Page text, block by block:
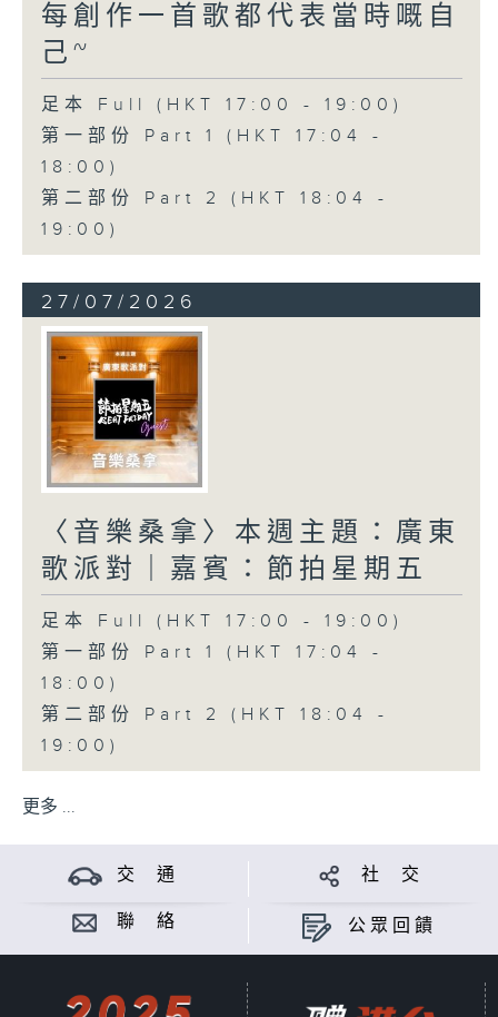
每創作一首歌都代表當時嘅自
己~
足本 Full (HKT 17:00 - 19:00)
第一部份 Part 1 (HKT 17:04 -
18:00)
第二部份 Part 2 (HKT 18:04 -
19:00)
27/07/2026
〈音樂桑拿〉本週主題：廣東
歌派對｜嘉賓：節拍星期五
足本 Full (HKT 17:00 - 19:00)
第一部份 Part 1 (HKT 17:04 -
18:00)
第二部份 Part 2 (HKT 18:04 -
19:00)
更多 ...
交 通 社 交
聯 絡 公眾回饋